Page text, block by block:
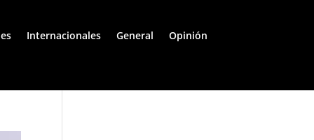
Internacionales General Opinión